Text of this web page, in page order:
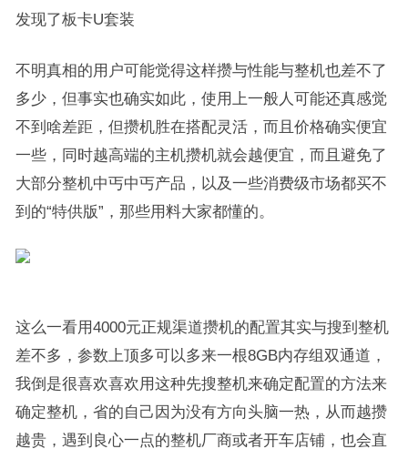
发现了板卡U套装
不明真相的用户可能觉得这样攒与性能与整机也差不了
多少，但事实也确实如此，使用上一般人可能还真感觉
不到啥差距，但攒机胜在搭配灵活，而且价格确实便宜
一些，同时越高端的主机攒机就会越便宜，而且避免了
大部分整机中丐中丐产品，以及一些消费级市场都买不
到的“特供版”，那些用料大家都懂的。
这么一看用4000元正规渠道攒机的配置其实与搜到整机
差不多，参数上顶多可以多来一根8GB内存组双通道，
我倒是很喜欢喜欢用这种先搜整机来确定配置的方法来
确定整机，省的自己因为没有方向头脑一热，从而越攒
越贵，遇到良心一点的整机厂商或者开车店铺，也会直